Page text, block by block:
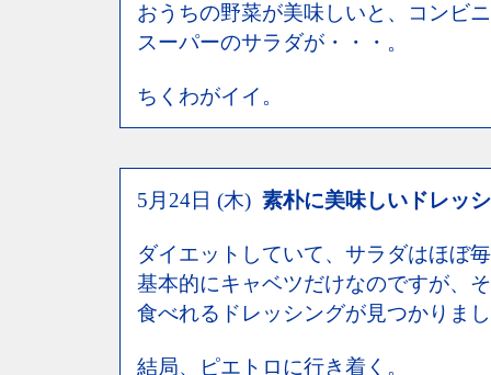
おうちの野菜が美味しいと、コンビ
スーパーのサラダが・・・。
ちくわがイイ。
5月24日 (木) 素朴に美味しいドレッ
ダイエットしていて、サラダはほぼ
基本的にキャベツだけなのですが、
食べれるドレッシングが見つかりま
結局、ピエトロに行き着く。